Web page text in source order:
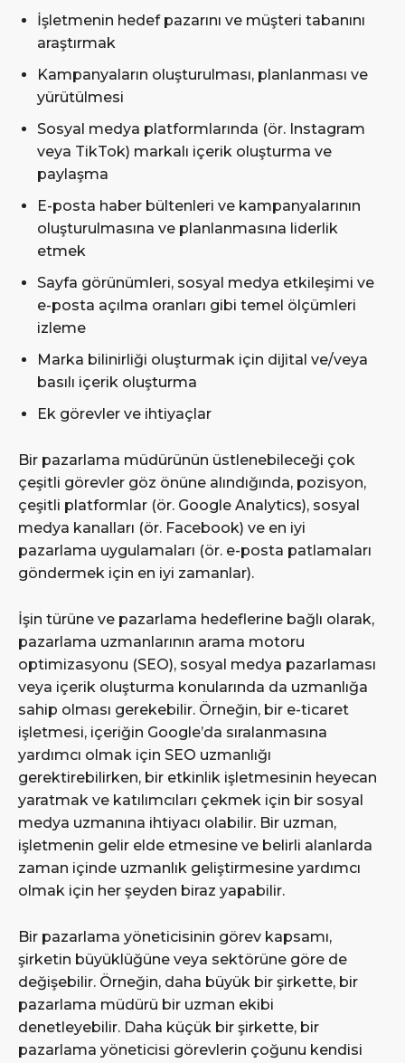
İşletmenin hedef pazarını ve müşteri tabanını
araştırmak
Kampanyaların oluşturulması, planlanması ve
yürütülmesi
Sosyal medya platformlarında (ör. Instagram
veya TikTok) markalı içerik oluşturma ve
paylaşma
E-posta haber bültenleri ve kampanyalarının
oluşturulmasına ve planlanmasına liderlik
etmek
Sayfa görünümleri, sosyal medya etkileşimi ve
e-posta açılma oranları gibi temel ölçümleri
izleme
Marka bilinirliği oluşturmak için dijital ve/veya
basılı içerik oluşturma
Ek görevler ve ihtiyaçlar
Bir pazarlama müdürünün üstlenebileceği çok
çeşitli görevler göz önüne alındığında, pozisyon,
çeşitli platformlar (ör. Google Analytics), sosyal
medya kanalları (ör. Facebook) ve en iyi
pazarlama uygulamaları (ör. e-posta patlamaları
göndermek için en iyi zamanlar).
İşin türüne ve pazarlama hedeflerine bağlı olarak,
pazarlama uzmanlarının arama motoru
optimizasyonu (SEO), sosyal medya pazarlaması
veya içerik oluşturma konularında da uzmanlığa
sahip olması gerekebilir. Örneğin, bir e-ticaret
işletmesi, içeriğin Google’da sıralanmasına
yardımcı olmak için SEO uzmanlığı
gerektirebilirken, bir etkinlik işletmesinin heyecan
yaratmak ve katılımcıları çekmek için bir sosyal
medya uzmanına ihtiyacı olabilir. Bir uzman,
işletmenin gelir elde etmesine ve belirli alanlarda
zaman içinde uzmanlık geliştirmesine yardımcı
olmak için her şeyden biraz yapabilir.
Bir pazarlama yöneticisinin görev kapsamı,
şirketin büyüklüğüne veya sektörüne göre de
değişebilir. Örneğin, daha büyük bir şirkette, bir
pazarlama müdürü bir uzman ekibi
denetleyebilir. Daha küçük bir şirkette, bir
pazarlama yöneticisi görevlerin çoğunu kendisi